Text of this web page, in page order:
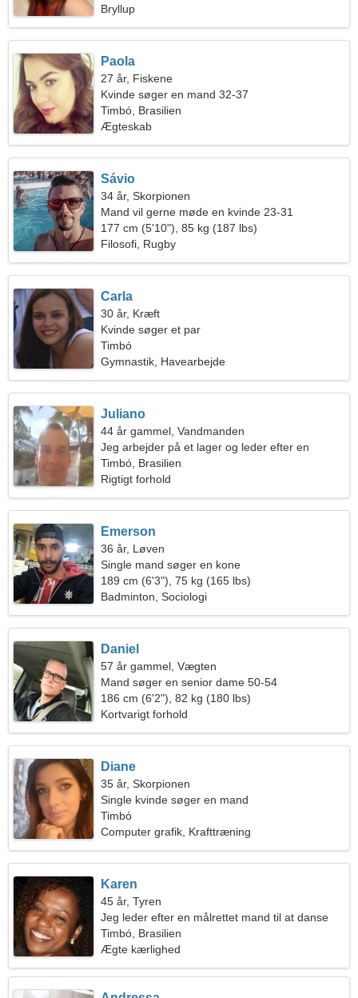
Bryllup
Paola
27 år, Fiskene
Kvinde søger en mand 32-37
Timbó, Brasilien
Ægteskab
Sávio
34 år, Skorpionen
Mand vil gerne møde en kvinde 23-31
177 cm (5'10"), 85 kg (187 lbs)
Filosofi, Rugby
Carla
30 år, Kræft
Kvinde søger et par
Timbó
Gymnastik, Havearbejde
Juliano
44 år gammel, Vandmanden
Jeg arbejder på et lager og leder efter en
vidunderlig kvinde
Timbó, Brasilien
Rigtigt forhold
Emerson
36 år, Løven
Single mand søger en kone
189 cm (6'3"), 75 kg (165 lbs)
Badminton, Sociologi
Daniel
57 år gammel, Vægten
Mand søger en senior dame 50-54
186 cm (6'2"), 82 kg (180 lbs)
Kortvarigt forhold
Diane
35 år, Skorpionen
Single kvinde søger en mand
Timbó
Computer grafik, Krafttræning
Karen
45 år, Tyren
Jeg leder efter en målrettet mand til at danse
Timbó, Brasilien
Ægte kærlighed